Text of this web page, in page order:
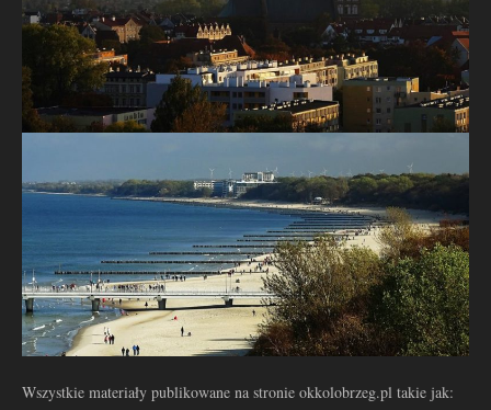
Wszystkie materiały publikowane na stronie okkolobrzeg.pl takie jak: